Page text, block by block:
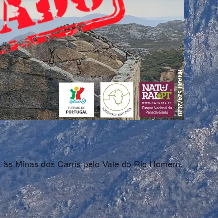
Minas dos Carris pelo Vale do Rio Homem.